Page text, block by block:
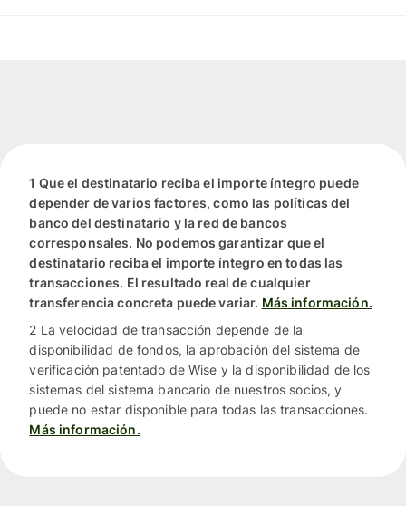
1 Que el destinatario reciba el importe íntegro puede
depender de varios factores, como las políticas del
banco del destinatario y la red de bancos
corresponsales. No podemos garantizar que el
destinatario reciba el importe íntegro en todas las
transacciones. El resultado real de cualquier
transferencia concreta puede variar. Más información.
2 La velocidad de transacción depende de la
disponibilidad de fondos, la aprobación del sistema de
verificación patentado de Wise y la disponibilidad de los
sistemas del sistema bancario de nuestros socios, y
puede no estar disponible para todas las transacciones.
Más información.